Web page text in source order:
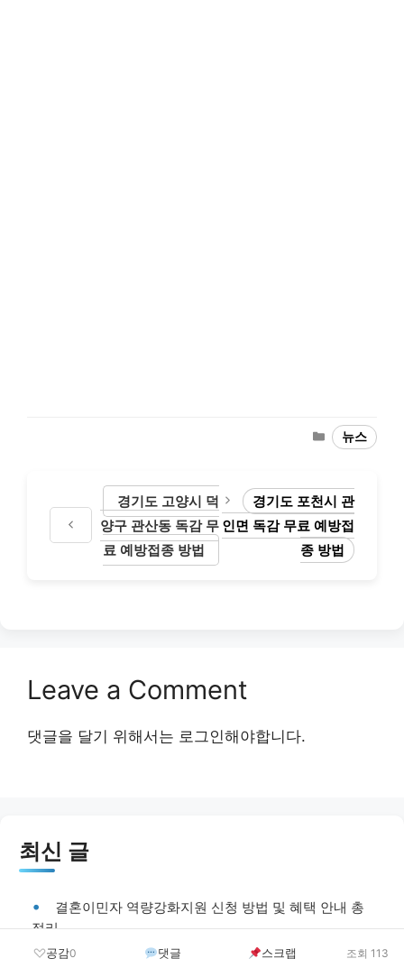
Categories
뉴스
경기도 고양시 덕
양구 관산동 독감 무
료 예방접종 방법
경기도 포천시 관
인면 독감 무료 예방접
종 방법
Leave a Comment
댓글을 달기 위해서는 로그인해야합니다.
최신 글
결혼이민자 역량강화지원 신청 방법 및 혜택 안내 총
정리
공감0 댓글 스크랩 조회 113